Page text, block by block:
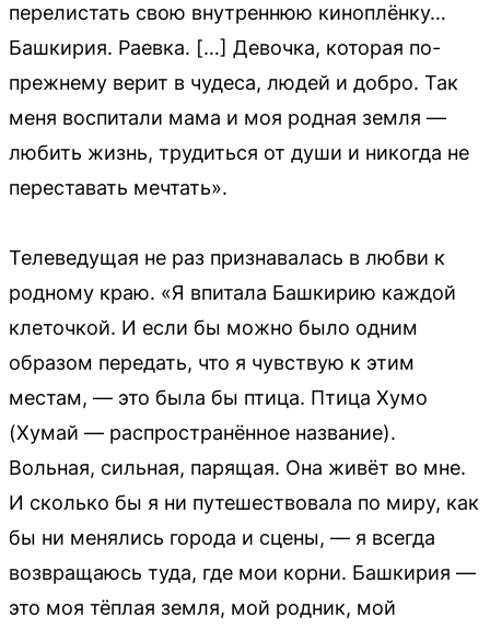
перелистать свою внутреннюю киноплёнку…
Башкирия. Раевка. […] Девочка, которая по-
прежнему верит в чудеса, людей и добро. Так
меня воспитали мама и моя родная земля —
любить жизнь, трудиться от души и никогда не
переставать мечтать».
Телеведущая не раз признавалась в любви к
родному краю. «Я впитала Башкирию каждой
клеточкой. И если бы можно было одним
образом передать, что я чувствую к этим
местам, — это была бы птица. Птица Хумо
(Хумай — распространённое название).
Вольная, сильная, парящая. Она живёт во мне.
И сколько бы я ни путешествовала по миру, как
бы ни менялись города и сцены, — я всегда
возвращаюсь туда, где мои корни. Башкирия —
это моя тёплая земля, мой родник, мой